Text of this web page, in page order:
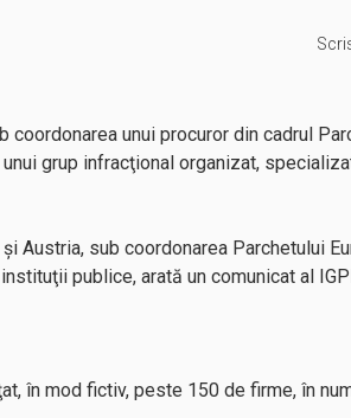
unui procuror din cadrul
grup infracţional organizat,
Austria, sub coordonarea Parchetului
publice, arată un comunicat al
în mod fictiv, peste 150 de firme, în